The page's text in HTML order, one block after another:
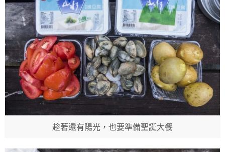
趁著還有陽光，也要準備聖誕大餐